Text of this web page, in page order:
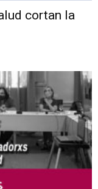
cortan la